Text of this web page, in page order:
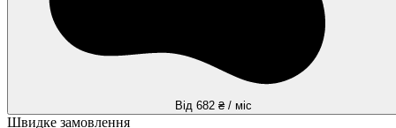
Від 682 ₴ / міс
Швидке замовлення